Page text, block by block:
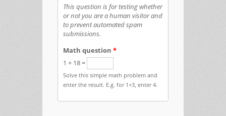
This question is for testing whether
or not you are a human visitor and
to prevent automated spam
submissions.
Math question *
1 + 18 =
Solve this simple math problem and
enter the result. E.g. for 1+3, enter 4.